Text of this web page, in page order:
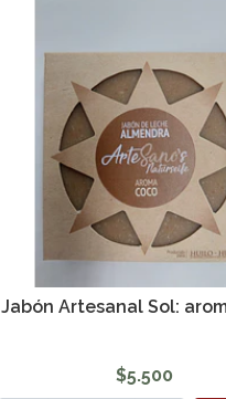
Jabón Artesanal Sol:
$5.500